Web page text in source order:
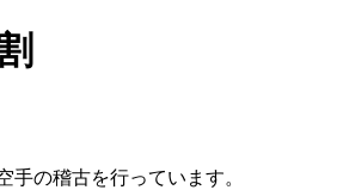
手の稽古を行っています。